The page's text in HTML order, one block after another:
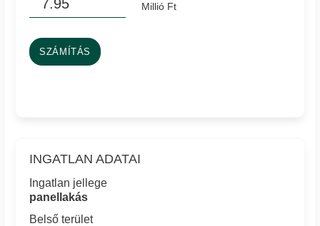
Millió Ft
SZÁMÍTÁS
INGATLAN ADATAI
Ingatlan jellege
panellakás
Belső terület